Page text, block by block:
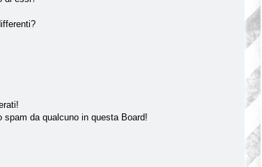
da qualcuno in questa Board!